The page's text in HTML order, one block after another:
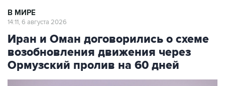
В МИРЕ
14:11, 6 августа 2026
Иран и Оман договорились о схеме
возобновления движения через
Ормузский пролив на 60 дней